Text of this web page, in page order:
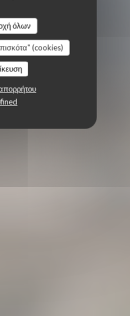
όλων
(cookies)